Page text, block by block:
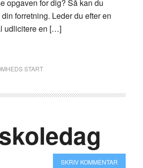
opgaven for dig? Så kan du
forretning. Leder du efter en
udlicitere en […]
START
SKRIV KOMMENTAR